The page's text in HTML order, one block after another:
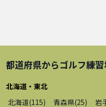
都道府県からゴルフ練
北海道・東北
北海道(115) 青森県(25) 岩